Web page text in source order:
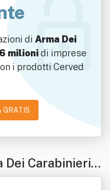
di Arma Dei
6 milionidi imprese
i prodotti Cerved
GRATIS
Dei Carabinieri -
- Atri